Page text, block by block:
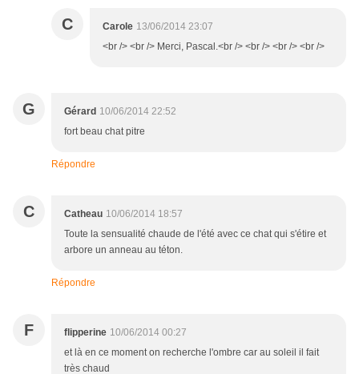
C Carole 13/06/2014 23:07
<br /> <br /> Merci, Pascal.<br /> <br /> <br /> <br />
G Gérard 10/06/2014 22:52
fort beau chat pitre
Répondre
C Catheau 10/06/2014 18:57
Toute la sensualité chaude de l'été avec ce chat qui s'étire et
arbore un anneau au téton.
Répondre
F flipperine 10/06/2014 00:27
et là en ce moment on recherche l'ombre car au soleil il fait
très chaud